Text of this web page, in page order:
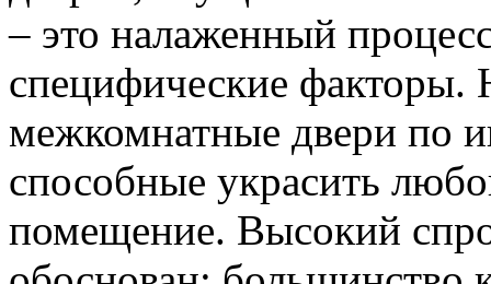
– это налаженный
специфические
межкомнатные двери по
способные украсить
помещение. Высокий